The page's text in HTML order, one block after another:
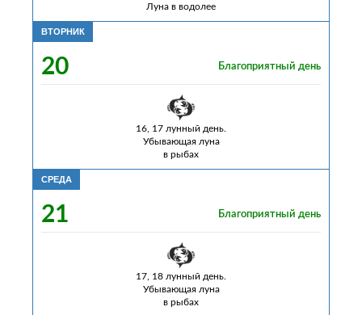
Луна в водолее
ВТОРНИК
20 Благоприятный день
16, 17 лунный день.
Убывающая луна
в рыбах
СРЕДА
21 Благоприятный день
17, 18 лунный день.
Убывающая луна
в рыбах